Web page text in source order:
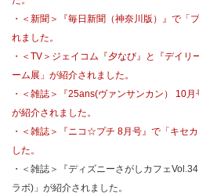
・＜新聞＞『毎日新聞（神奈川版）』で「
れました。
・＜TV＞ジェイコム『夕なび』と『デイリ
ーム展」が紹介されました。
・＜雑誌＞『25ans(ヴァンサンカン） 10月
が紹介されました。
・＜雑誌＞『ニコ☆プチ 8月号』で「キセ
した。
・＜雑誌＞『ディズニーさがしカフェ
ラボ)」が紹介されました。